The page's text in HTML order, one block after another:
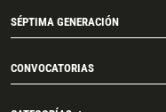
SÉPTIMA GENERACIÓN
CONVOCATORIAS